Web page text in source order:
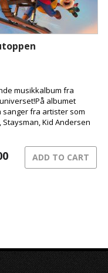
musikkalbum fra
albumet
sanger fra artister som
Staysman, Kid Andersen
ADD TO CART